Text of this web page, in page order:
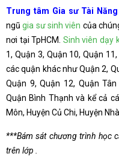
Trung tâm Gia sư Tài
ngũgia sư sinh viên của
nơi tại TpHCM. Sinh viên dạy
1, Quận 3, Quận 10, Quận
các quận khác như Quận 2,
Quận 9, Quận 12, Quận
Quận Bình Thạnh và kể cả
Môn, Huyện Củ Chi, Huyện Nhà
***Bám sát chương trình học
trên lớp .